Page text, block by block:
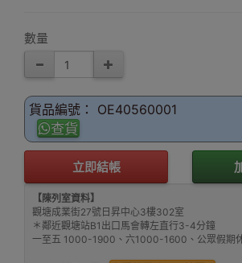
數量
貨品編號： OE40560001
查貨
立即結帳
【陳列室資料】
觀塘成業街27號日昇中心3樓302室
＊鄰近觀塘站B1出口馬會轉左直行3-4分鐘
一至五 1000-1900、六1000-1600、公眾假期